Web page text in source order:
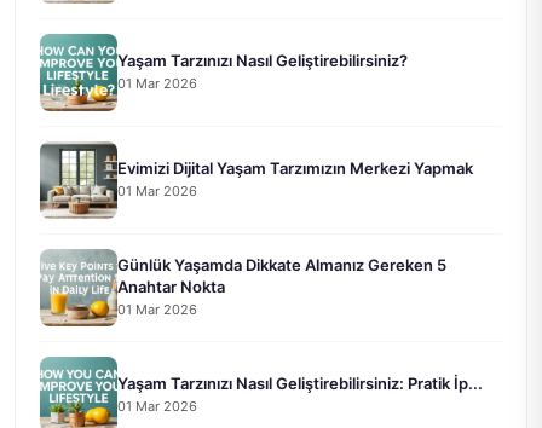
Yaşam Tarzınızı Nasıl Geliştirebilirsiniz?
01 Mar 2026
Evimizi Dijital Yaşam Tarzımızın Merkezi Yapmak
01 Mar 2026
Günlük Yaşamda Dikkate Almanız Gereken 5
Anahtar Nokta
01 Mar 2026
Yaşam Tarzınızı Nasıl Geliştirebilirsiniz: Pratik İp...
01 Mar 2026